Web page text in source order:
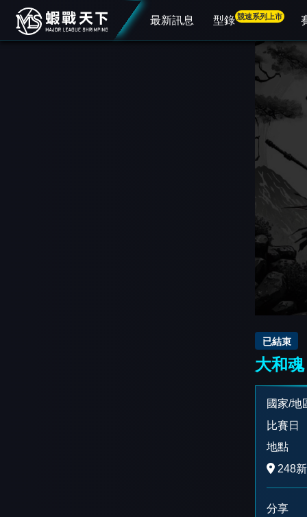
最新訊息 型錄競速系列上市
已結束
大和
國家/地
比賽日
地點
248
分享